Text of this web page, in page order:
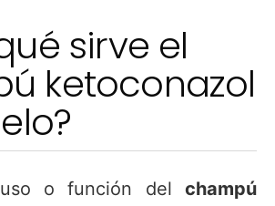
sirve el
ketoconazol
o función del champú